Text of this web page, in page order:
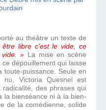
au théâtre un texte de
être libre c’est le vide, ce
vide. » La mise en scène
dépouillement qui laisse
toute-puissance. Seule en
Victoria Quesnel est
des phrases qui
la bienséance ni à la bien-
de la comédienne, solide